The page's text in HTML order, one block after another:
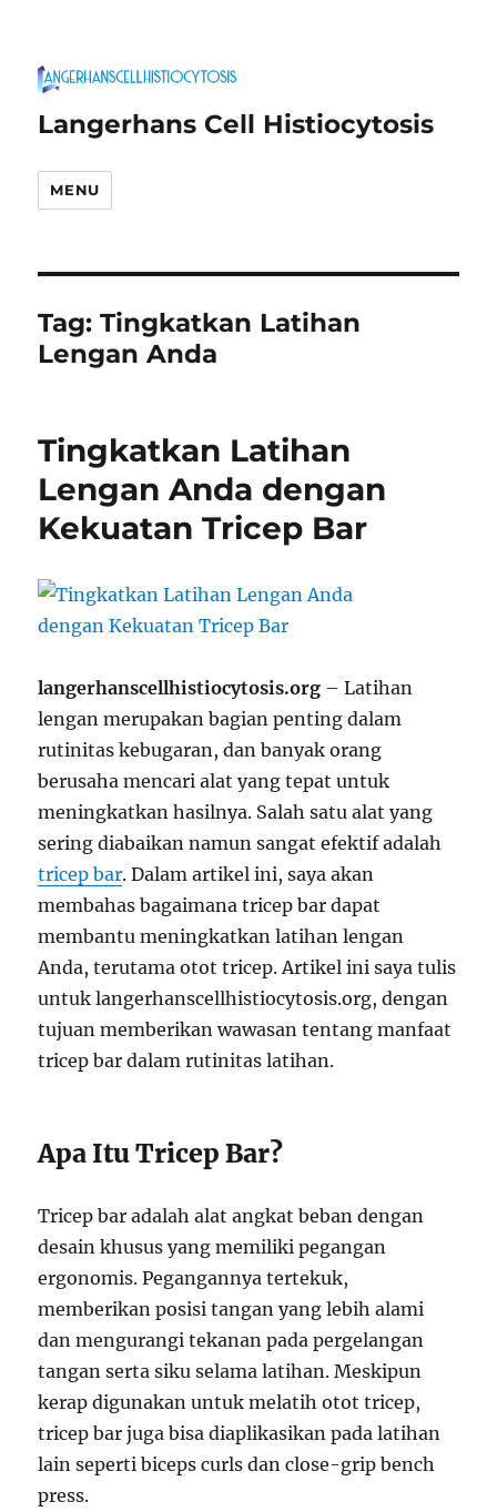
Langerhans Cell Histiocytosis
MENU
Tag:Tingkatkan Latihan
Lengan Anda
Tingkatkan Latihan
Lengan Anda dengan
Kekuatan Tricep Bar
langerhanscellhistiocytosis.org – Latihan
lengan merupakan bagian penting dalam
rutinitas kebugaran, dan banyak orang
berusaha mencari alat yang tepat untuk
meningkatkan hasilnya. Salah satu alat yang
sering diabaikan namun sangat efektif adalah
tricep bar. Dalam artikel ini, saya akan
membahas bagaimana tricep bar dapat
membantu meningkatkan latihan lengan
Anda, terutama otot tricep. Artikel ini saya tulis
untuk langerhanscellhistiocytosis.org, dengan
tujuan memberikan wawasan tentang manfaat
tricep bar dalam rutinitas latihan.
Apa Itu Tricep Bar?
Tricep bar adalah alat angkat beban dengan
desain khusus yang memiliki pegangan
ergonomis. Pegangannya tertekuk,
memberikan posisi tangan yang lebih alami
dan mengurangi tekanan pada pergelangan
tangan serta siku selama latihan. Meskipun
kerap digunakan untuk melatih otot tricep,
tricep bar juga bisa diaplikasikan pada latihan
lain seperti biceps curls dan close-grip bench
press.